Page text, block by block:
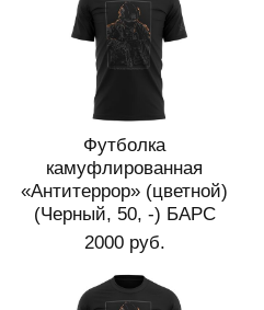
Футболка
камуфлированная
«Антитеррор» (цветной)
(Черный, 50, -) БАРС
2000 руб.